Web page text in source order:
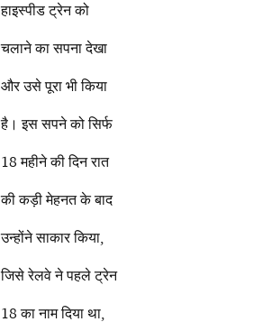
हाइस्पीड ट्रेन को
चलाने का सपना देखा
और उसे पूरा भी किया
है। इस सपने को सिर्फ
18 महीने की दिन रात
की कड़ी मेहनत के बाद
उन्होंने साकार किया,
जिसे रेलवे ने पहले ट्रेन
18 का नाम दिया था,